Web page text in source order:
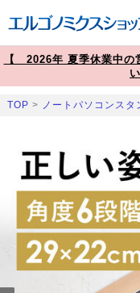
【 2026年 夏季休業中の
TOP > ノートパソコンスタ